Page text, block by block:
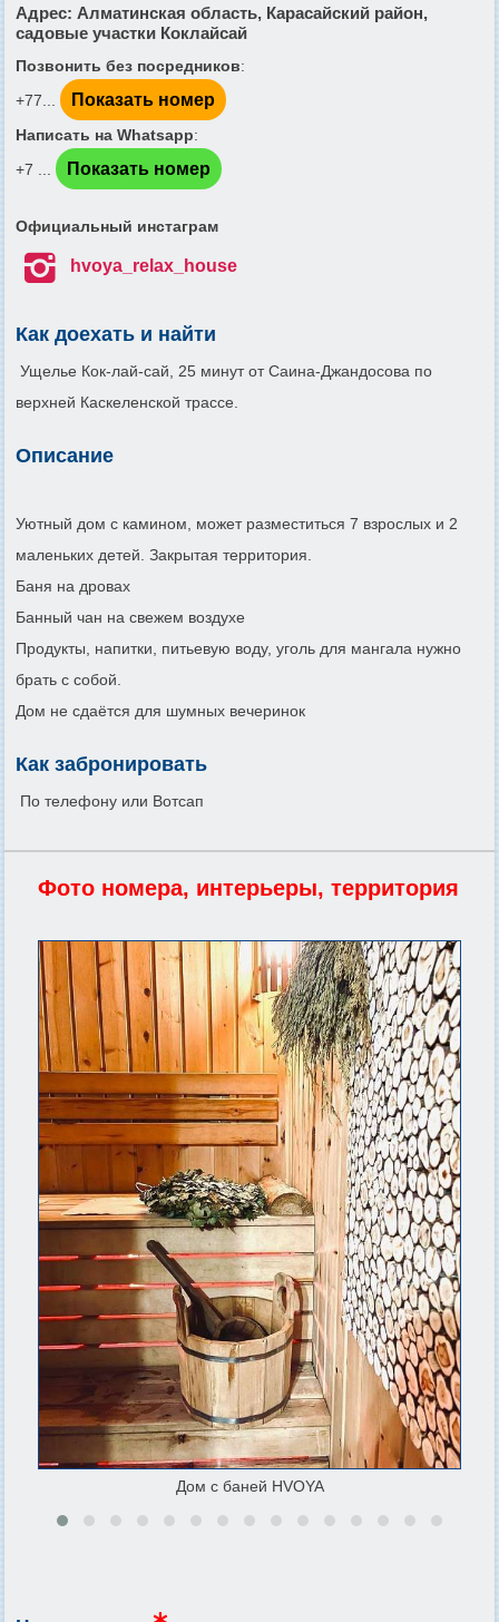
Адрес: Алматинская область, Карасайский район,
садовые участки Коклайсай
Позвонить без посредников:
+77...
Показать номер
Написать на Whatsapp:
+7 ...
Показать номер
Официальный инстаграм
 hvoya_relax_house
Как доехать и найти
Ущелье Кок-лай-сай, 25 минут от Саина-Джандосова по
верхней Каскеленской трассе.
Описание
Уютный дом с камином, может разместиться 7 взрослых и 2
маленьких детей. Закрытая территория.
Баня на дровах
Банный чан на свежем воздухе
Продукты, напитки, питьевую воду, уголь для мангала нужно
брать с собой.
Дом не сдаётся для шумных вечеринок
Как забронировать
По телефону или Вотсап
Фото номера, интерьеры, территория
Дом с баней HVOYA